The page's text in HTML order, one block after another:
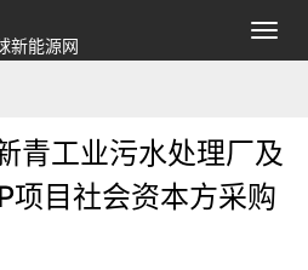
切
换
新能源网
青工业污水处理厂及
项目社会资本方采购